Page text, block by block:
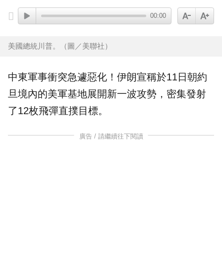
00:00
美國總統川普。（圖／美聯社）
中東軍事衝突急遽惡化！伊朗宣稱於11日朝約
旦境內的美軍基地展開新一波攻勢，密集發射
了12枚飛彈直撲目標。
廣告 / 請繼續往下閱讀